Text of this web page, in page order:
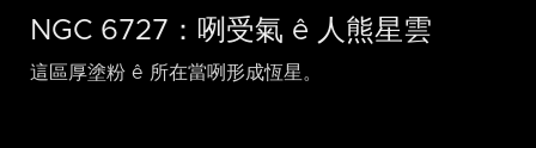
NGC 6727：咧受氣 ê 人熊星雲
這區厚塗粉 ê 所在當咧形成恆星。